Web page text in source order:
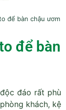
để bàn chậu ươm
để bàn
đáo rất phù
khách, kệ